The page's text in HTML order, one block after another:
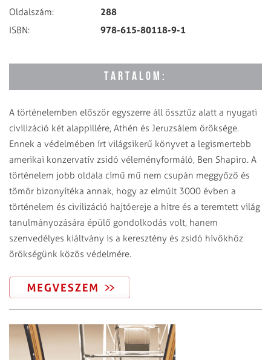
Oldalszám: 288
ISBN: 978-615-80118-9-1
TARTALOM:
A történelemben először egyszerre áll össztűz alatt a nyugati
civilizáció két alappillére, Athén és Jeruzsálem öröksége.
Ennek a védelmében írt világsikerű könyvet a legismertebb
amerikai konzervatív zsidó véleményformáló, Ben Shapiro. A
történelem jobb oldala című mű nem csupán meggyőző és
tömör bizonyítéka annak, hogy az elmúlt 3000 évben a
történelem és civilizáció hajtóereje a hitre és a teremtett világ
tanulmányozására épülő gondolkodás volt, hanem
szenvedélyes kiáltvány is a keresztény és zsidó hívőkhöz
örökségünk közös védelmére.